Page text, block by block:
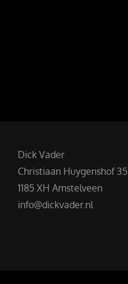
Dick Vader
Christiaan Huygenshof 35
1185 XH Amstelveen
info@dickvader.nl